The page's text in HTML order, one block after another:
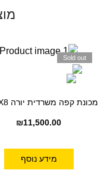
Sold out
מכונת קפה משרדית יורה Jura X8
₪11,500.00
מידע נוסף